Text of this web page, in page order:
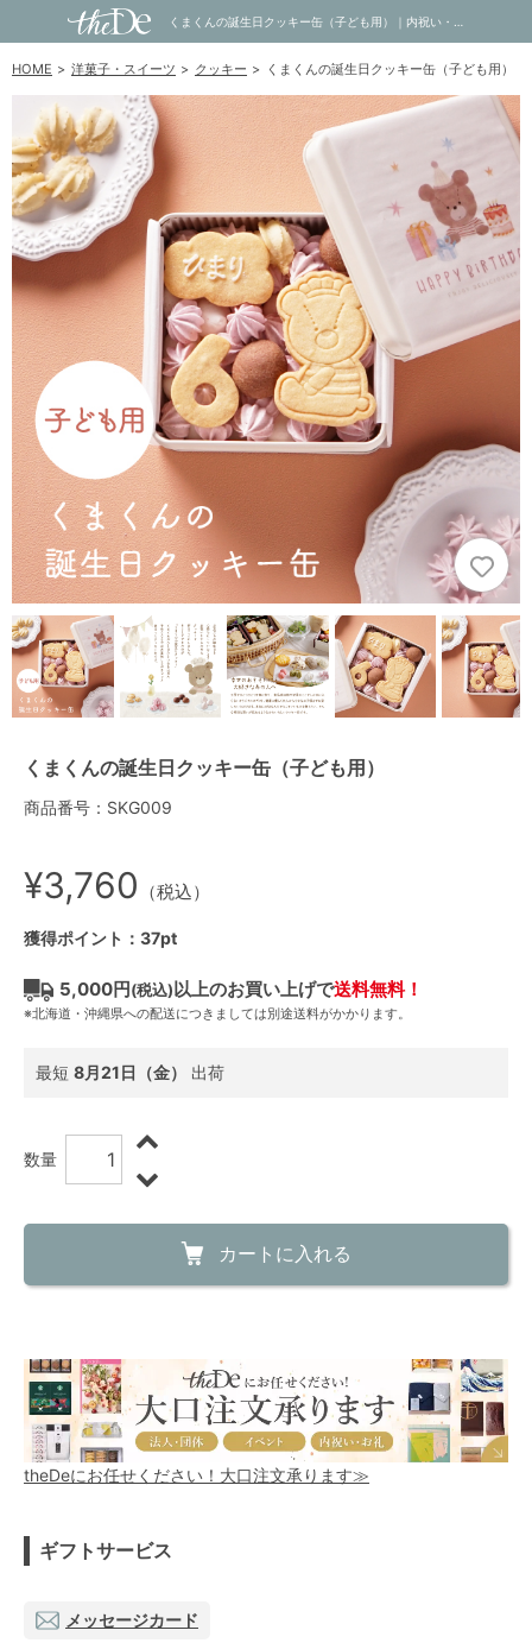
HOME 洋菓子・スイーツ クッキー くまくんの誕生日クッキー缶（子ども用）
くまくんの誕生日クッキー缶（子ども用）
商品番号：SKG009
¥3,760 （税込）
獲得ポイント：37pt
5,000円(税込)以上のお買い上げで送料無料！
※北海道・沖縄県への配送につきましては別途送料がかかります。
最短 8月21日（金） 出荷
数量
カートに入れる
theDeにお任せください！大口注文承ります≫
ギフトサービス
メッセージカード